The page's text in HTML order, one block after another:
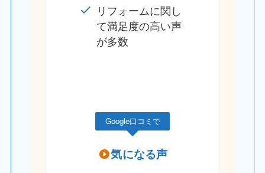
リフォームに関し
て満足度の高い声
が多数
Google口コミで
気になる声